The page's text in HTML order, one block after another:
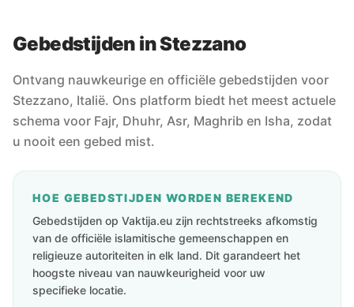
Gebedstijden in Stezzano
Ontvang nauwkeurige en officiële gebedstijden voor
Stezzano, Italië. Ons platform biedt het meest actuele
schema voor Fajr, Dhuhr, Asr, Maghrib en Isha, zodat
u nooit een gebed mist.
HOE GEBEDSTIJDEN WORDEN BEREKEND
Gebedstijden op Vaktija.eu zijn rechtstreeks afkomstig
van de officiële islamitische gemeenschappen en
religieuze autoriteiten in elk land. Dit garandeert het
hoogste niveau van nauwkeurigheid voor uw
specifieke locatie.